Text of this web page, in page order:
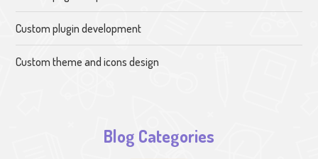
Custom plugin development
Custom theme and icons design
Blog Categories